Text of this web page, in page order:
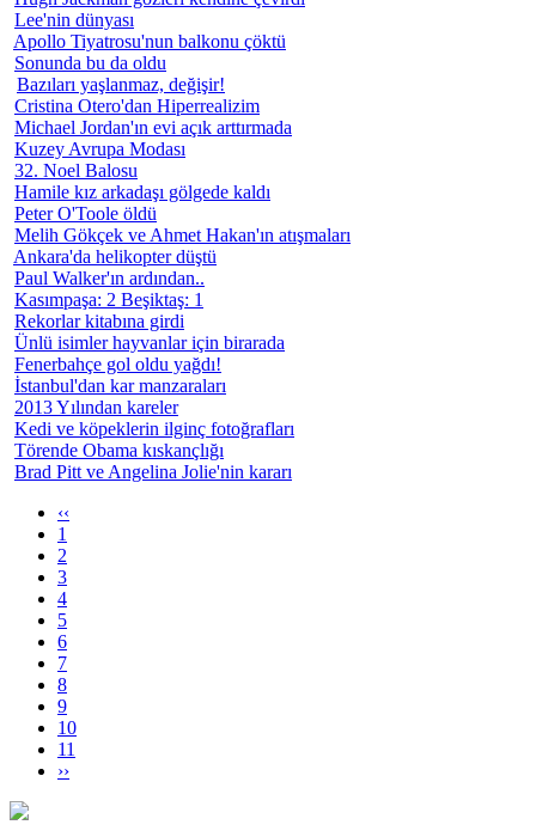
Lee'nin dünyası
Apollo Tiyatrosu'nun balkonu çöktü
Sonunda bu da oldu
Bazıları yaşlanmaz, değişir!
Cristina Otero'dan Hiperrealizim
Michael Jordan'ın evi açık arttırmada
Kuzey Avrupa Modası
32. Noel Balosu
Hamile kız arkadaşı gölgede kaldı
Peter O'Toole öldü
Melih Gökçek ve Ahmet Hakan'ın atışmaları
Ankara'da helikopter düştü
Paul Walker'ın ardından..
Kasımpaşa: 2 Beşiktaş: 1
Rekorlar kitabına girdi
Ünlü isimler hayvanlar için birarada
Fenerbahçe gol oldu yağdı!
İstanbul'dan kar manzaraları
2013 Yılından kareler
Kedi ve köpeklerin ilginç fotoğrafları
Törende Obama kıskançlığı
Brad Pitt ve Angelina Jolie'nin kararı
‹‹
1
2
3
4
5
6
7
8
9
10
11
››